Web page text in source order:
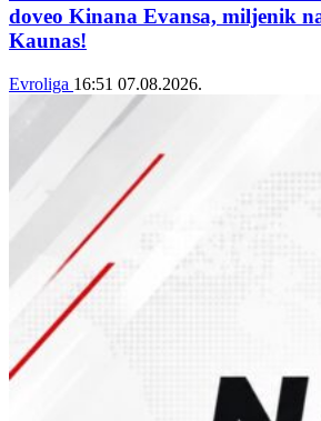
doveo Kinana Evansa, miljenik
Kaunas!
Evroliga 16:51 07.08.2026.